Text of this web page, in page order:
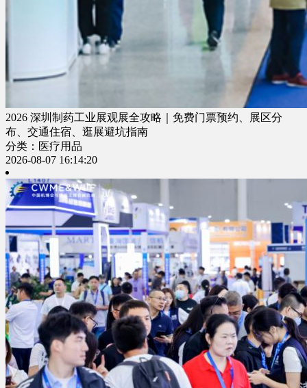
2026 深圳制药工业展观展全攻略｜免费门票预约、展区分
布、交通住宿、逛展避坑指南
分类：医疗用品
2026-08-07 16:14:20